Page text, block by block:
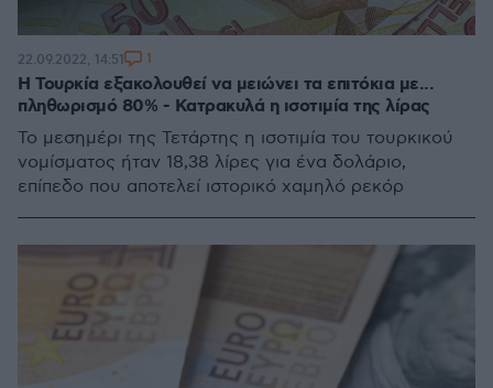
Η Τουρκία εξακολουθεί να μειώνει τα επιτόκια με...
πληθωρισμό 80% - Κατρακυλά η ισοτιμία της λίρας
Το μεσημέρι της Τετάρτης η ισοτιμία του τουρκικού
νομίσματος ήταν 18,38 λίρες για ένα δολάριο,
επίπεδο που αποτελεί ιστορικό χαμηλό ρεκόρ
22.09.2022, 14:51 1